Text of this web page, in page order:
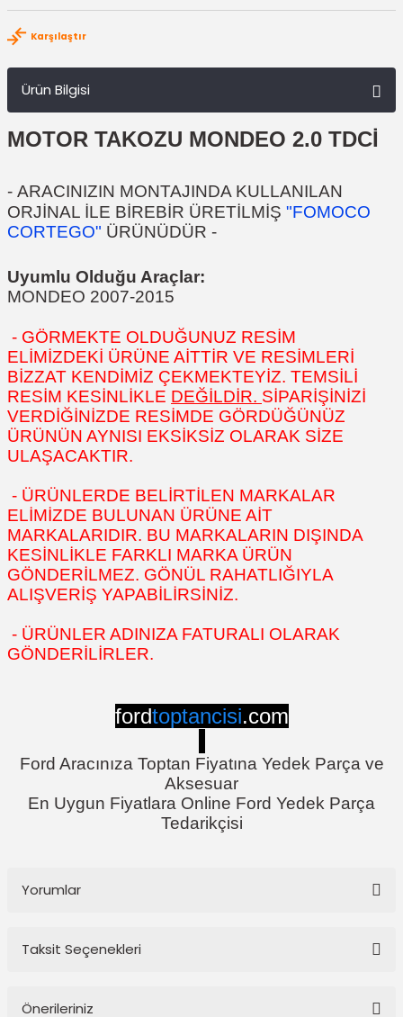
Karşılaştır
Ürün Bilgisi
MOTOR TAKOZU MONDEO 2.0 TDCİ
- ARACINIZIN MONTAJINDA KULLANILAN
ORJİNAL İLE BİREBİR ÜRETİLMİŞ "FOMOCO
CORTEGO" ÜRÜNÜDÜR -
Uyumlu Olduğu Araçlar:
MONDEO 2007-2015
- GÖRMEKTE OLDUĞUNUZ RESİM
ELİMİZDEKİ ÜRÜNE AİTTİR VE RESİMLERİ
BİZZAT KENDİMİZ ÇEKMEKTEYİZ. TEMSİLİ
RESİM KESİNLİKLE DEĞİLDİR. SİPARİŞİNİZİ
VERDİĞİNİZDE RESİMDE GÖRDÜĞÜNÜZ
ÜRÜNÜN AYNISI EKSİKSİZ OLARAK SİZE
ULAŞACAKTIR.
- ÜRÜNLERDE BELİRTİLEN MARKALAR
ELİMİZDE BULUNAN ÜRÜNE AİT
MARKALARIDIR. BU MARKALARIN DIŞINDA
KESİNLİKLE FARKLI MARKA ÜRÜN
GÖNDERİLMEZ. GÖNÜL RAHATLIĞIYLA
ALIŞVERİŞ YAPABİLİRSİNİZ.
- ÜRÜNLER ADINIZA FATURALI OLARAK
GÖNDERİLİRLER.
fordtoptancisi.com
Ford Aracınıza Toptan Fiyatına Yedek Parça ve
Aksesuar
En Uygun Fiyatlara Online Ford Yedek Parça
Tedarikçisi
Yorumlar
Taksit Seçenekleri
Önerileriniz